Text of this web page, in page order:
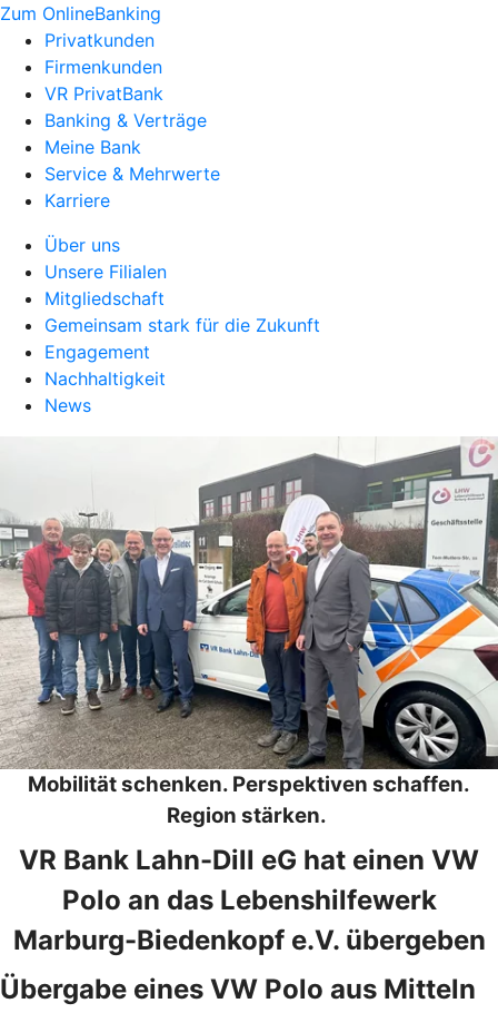
Zum OnlineBanking
Privatkunden
Firmenkunden
VR PrivatBank
Banking & Verträge
Meine Bank
Service & Mehrwerte
Karriere
Über uns
Unsere Filialen
Mitgliedschaft
Gemeinsam stark für die Zukunft
Engagement
Nachhaltigkeit
News
Mobilität schenken. Perspektiven schaffen.
Region stärken.
VR Bank Lahn-Dill eG hat einen VW
Polo an das Lebenshilfewerk
Marburg-Biedenkopf e.V. übergeben
Übergabe eines VW Polo aus Mitteln